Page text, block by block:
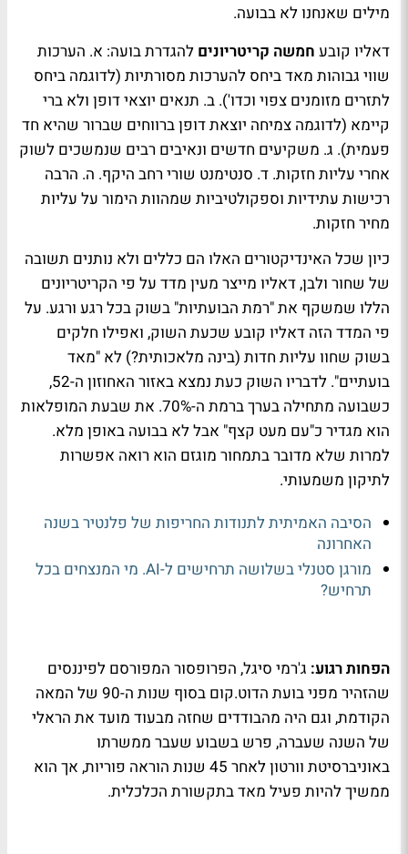
מילים שאנחנו לא בבועה.
דאליו קובע חמשה קריטריונים להגדרת בועה: א. הערכות
שווי גבוהות מאד ביחס להערכות מסורתיות (לדוגמה ביחס
לתזרים מזומנים צפוי וכדו'). ב. תנאים יוצאי דופן ולא ברי
קיימא (לדוגמה צמיחה יוצאת דופן ברווחים שברור שהיא חד
פעמית). ג. משקיעים חדשים ונאיבים רבים שנמשכים לשוק
אחרי עליות חזקות. ד. סנטימנט שורי רחב היקף. ה. הרבה
רכישות עתידיות וספקולטיביות שמהוות הימור על עליות
מחיר חזקות.
כיון שכל האינדיקטורים האלו הם כללים ולא נותנים תשובה
של שחור ולבן, דאליו מייצר מעין מדד על פי הקריטריונים
הללו שמשקף את "רמת הבועתיות" בשוק בכל רגע ורגע. על
פי המדד הזה דאליו קובע שכעת השוק, ואפילו חלקים
בשוק שחוו עליות חדות (בינה מלאכותית?) לא "מאד
בועתיים". לדבריו השוק כעת נמצא באזור האחוזון ה-52,
כשבועה מתחילה בערך ברמת ה-70%. את שבעת המופלאות
הוא מגדיר כ"עם מעט קצף" אבל לא בבועה באופן מלא.
למרות שלא מדובר בתמחור מוגזם הוא רואה אפשרות
לתיקון משמעותי.
הסיבה האמיתית לתנודות החריפות של פלנטיר בשנה
האחרונה
מורגן סטנלי בשלושה תרחישים ל-AI. מי המנצחים בכל
תרחיש?
הפחות רגוע: ג'רמי סיגל, הפרופסור המפורסם לפיננסים
שהזהיר מפני בועת הדוט.קום בסוף שנות ה-90 של המאה
הקודמת, וגם היה מהבודדים שחזה מבעוד מועד את הראלי
של השנה שעברה, פרש בשבוע שעבר ממשרתו
באוניברסיטת וורטון לאחר 45 שנות הוראה פוריות, אך הוא
ממשיך להיות פעיל מאד בתקשורת הכלכלית.